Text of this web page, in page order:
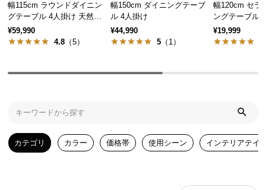
ラ
ン
キ
ン
テ
幅115cm ラウンドダイニン
グテーブル 4人掛け 天然木
突板 美しい格子デザイン
¥59,990
4.8 （5）
幅150cm ダイニングテーブ
ル 4人掛け
¥44,990
5 （1）
幅120cm セラ
ングテーブル
¥19,999
カテゴリ カラー 価格帯 使用シーン インテリアテイ